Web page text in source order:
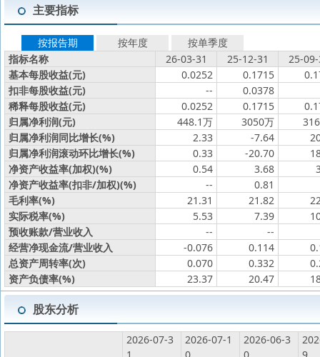
主要指标
按报告期 按年度
按单季度
指标名称
26-03-31 25-12-31
25-
基本每股收益(元)
0.0252 0.1715
扣非每股收益(元)
--
0.0378
稀释每股收益(元)
0.0252 0.1715
归属净利润(元)
448.1万 3050万
归属净利润同比增长(%)
2.33 -7.64
归属净利润滚动环比增长(%)
0.33 -20.70
净资产收益率(加权)(%)
0.54 3.68
净资产收益率(扣非/加权)(%)
--
0.81
毛利率(%)
21.31 21.82
实际税率(%)
5.53 7.39
预收账款/营业收入
--
--
经营净现金流/营业收入
-0.076 0.114
总资产周转率(次)
0.070 0.332
资产负债率(%)
23.37 20.47
股东分析
2026-07-3
2026-07-1
2026-06-3